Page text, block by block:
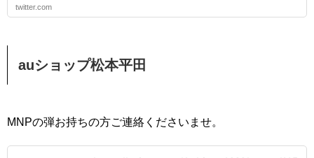
twitter.com
auショップ松本平田
MNPの弾お持ちの方ご連絡くださいませ。